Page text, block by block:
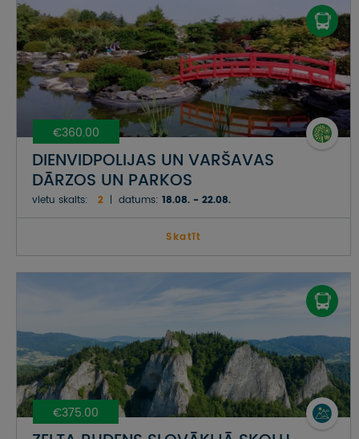
€360.00
DIENVIDPOLIJAS UN VARŠAVAS
DĀRZOS UN PARKOS
vietu skaits: 2 datums: 18.08. - 22.08.
Skatīt
€375.00